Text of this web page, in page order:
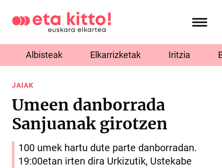
Albisteak Elkarrizketak Iritzia
JAIAK
Umeen danborrada
Sanjuanak girotzen
100 umek hartu dute parte danborradan.
19:00etan irten dira Urkizutik, Ustekabe